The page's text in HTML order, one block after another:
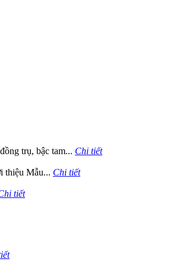
trụ, bậc tam... Chi tiết
thiệu Mẫu... Chi tiết
tiết